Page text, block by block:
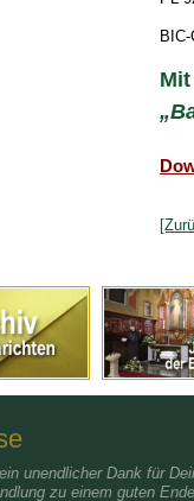
unendlicher Dank für
zu einem guten